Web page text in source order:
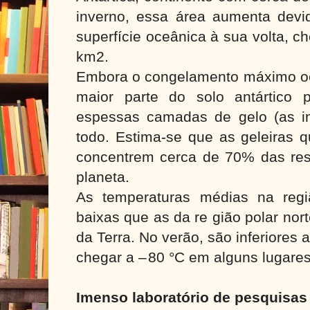
inverno, essa área aumenta
superfície oceânica à sua volta,
km2.
Embora o congelamento máximo
maior parte do solo antártico
espessas camadas de gelo (as
todo. Estima-se que as geleiras
concentrem cerca de 70% das
planeta.
As temperaturas médias na
baixas que as da re gião polar
da Terra. No verão, são inferiores
chegar a – 80 °C em alguns
Imenso laboratório de